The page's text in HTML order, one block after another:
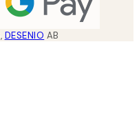
, DESENIO AB